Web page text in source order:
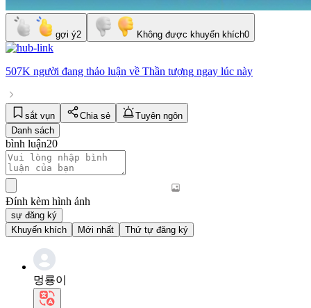
gợi ý2 Không được khuyến khích0
507K người đang thảo luận về Thần tượng ngay lúc này
sắt vụn Chia sẻ
Tuyên ngôn
Danh sách
bình luận20
Đính kèm hình ảnh
sự đăng ký
Khuyến khích
Mới nhất Thứ tự đăng ký
멍룡이